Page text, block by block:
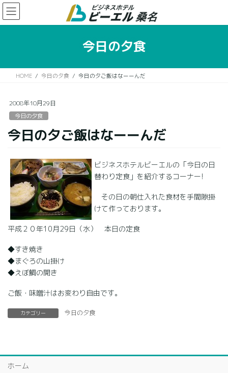
コ
ン
テ
移
ナ
ビ
ゲ
ン
今日の夕食
HOME 今日の夕食 今日の夕ご飯はなーーんだ
2008年10月29日
今日の夕食
今日の夕ご飯はなーーんだ
ビジネスホテルビーエルの「今日の日
替わり定食」を紹介するコーナー!
その日の朝仕入れた食材を手間隙掛
けて作っております。
平成２０年10月29日（水） 本日の定食
◆すき焼き
◆まぐろの山掛け
◆えぼ鯛の開き
ご飯・味噌汁はお変わり自由です。
カテゴリー 今日の夕食
ホーム